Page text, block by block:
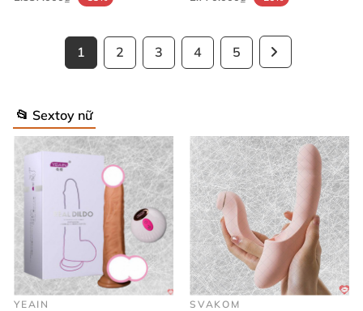
1 2 3 4 5
📂 Sextoy nữ
YEAIN SVAKOM